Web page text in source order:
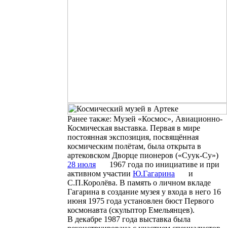
Ранее также: Музей «Космос», Авиационно-
Космическая выставка. Первая в мире
постоянная экспозиция, посвящённая
космическим полётам, была открыта в
артековском Дворце пионеров («Суук-Су»)
28 июля
1967 года по инициативе и при
активном участии Ю.Гагарина
и
С.П.Королёва. В память о личном вкладе
Гагарина в создание музея у входа в него 16
июня 1975 года установлен бюст Первого
космонавта (скульптор Емельянцев).
В декабре 1987 года выставка была